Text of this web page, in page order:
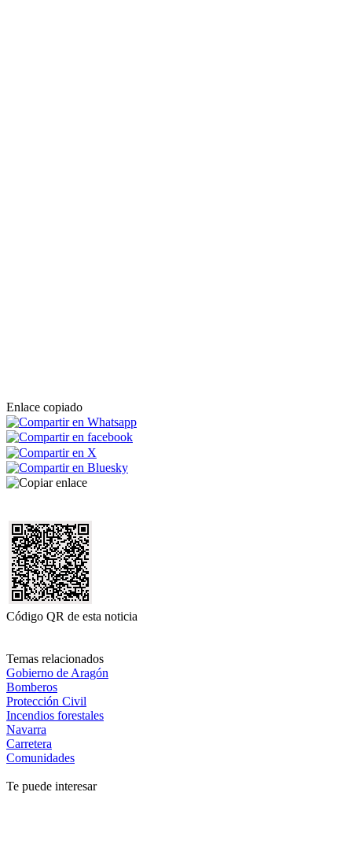
Enlace copiado
Código QR de esta noticia
Temas relacionados
Gobierno de Aragón
Bomberos
Protección Civil
Incendios forestales
Navarra
Carretera
Comunidades
Te puede interesar